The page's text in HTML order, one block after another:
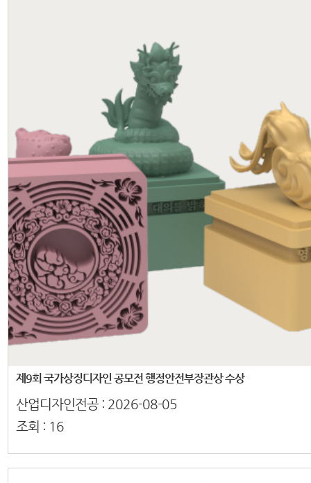
제9회 국가상징디자인 공모전 행정안전부장관상 수상
산업디자인전공 : 2026-08-05
조회 : 16